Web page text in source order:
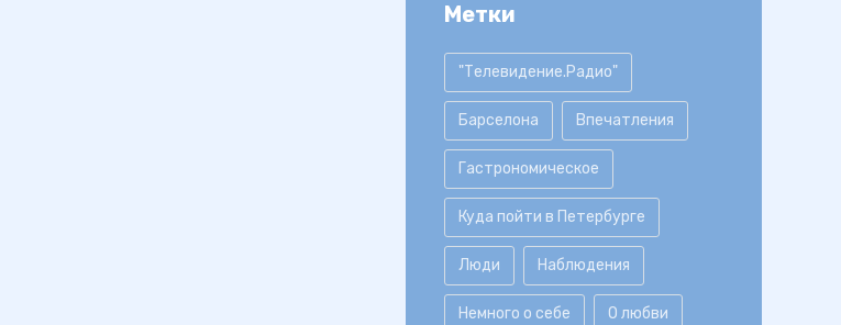
Метки
"Телевидение.Радио"
Барселона Впечатления
Гастрономическое
Куда пойти в Петербурге
Люди Наблюдения
Немного о себе О любви